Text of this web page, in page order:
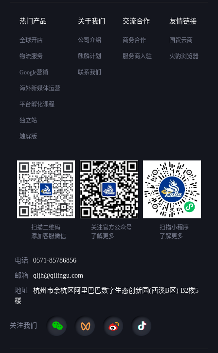
热门产品
全球开店
物流服务
Google营销
海外新媒体运营
平台孵化课程
独立站
触屏版
关于我们
公司介绍
麒麟计划
联系我们
交流合作
商务合作
服务商入驻
友情链接
国贸云商
火豹浏览器
扫描二维码
添加客服微信
关注官方公众号
了解更多
扫描小程序
了解更多
电话 0571-85786856
邮箱 qljh@qilingu.com
地址
杭州市余杭区阿里巴巴数字生态创新园(西溪B区) B2楼5
楼
关注我们